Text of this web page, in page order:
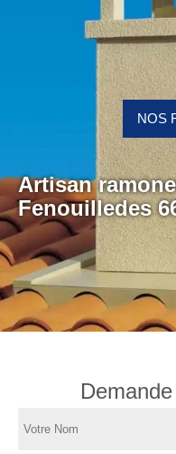
Artisan
Fenouilledes
NOS